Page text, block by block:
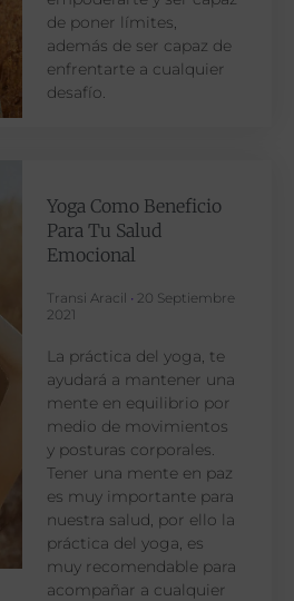
de poner límites,
además de ser capaz de
enfrentarte a cualquier
desafío.
Yoga Como Beneficio
Para Tu Salud
Emocional
Transi Aracil
20 Septiembre
2021
La práctica del yoga, te
ayudará a mantener una
mente en equilibrio por
medio de movimientos
y posturas corporales.
Tener una mente en paz
es muy importante para
nuestra salud, por ello la
práctica del yoga, es
muy recomendable para
acompañar a cualquier